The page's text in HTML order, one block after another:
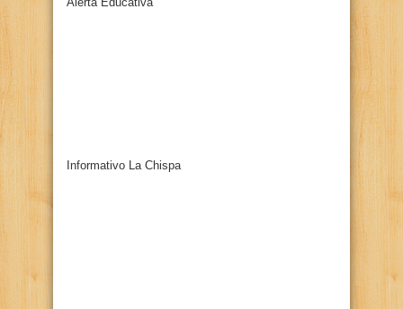
Informativo La Chispa